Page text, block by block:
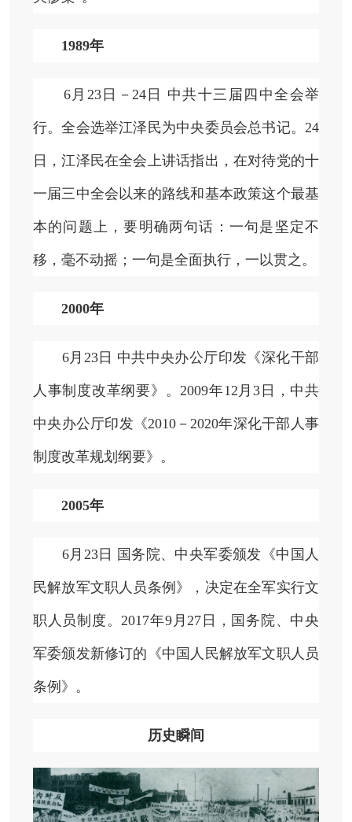
1989年
6月23日－24日 中共十三届四中全会举
行。全会选举江泽民为中央委员会总书记。24
日，江泽民在全会上讲话指出，在对待党的十
一届三中全会以来的路线和基本政策这个最基
本的问题上，要明确两句话：一句是坚定不
移，毫不动摇；一句是全面执行，一以贯之。
2000年
6月23日 中共中央办公厅印发《深化干部
人事制度改革纲要》。2009年12月3日，中共
中央办公厅印发《2010－2020年深化干部人事
制度改革规划纲要》。
2005年
6月23日 国务院、中央军委颁发《中国人
民解放军文职人员条例》，决定在全军实行文
职人员制度。2017年9月27日，国务院、中央
军委颁发新修订的《中国人民解放军文职人员
条例》。
历史瞬间